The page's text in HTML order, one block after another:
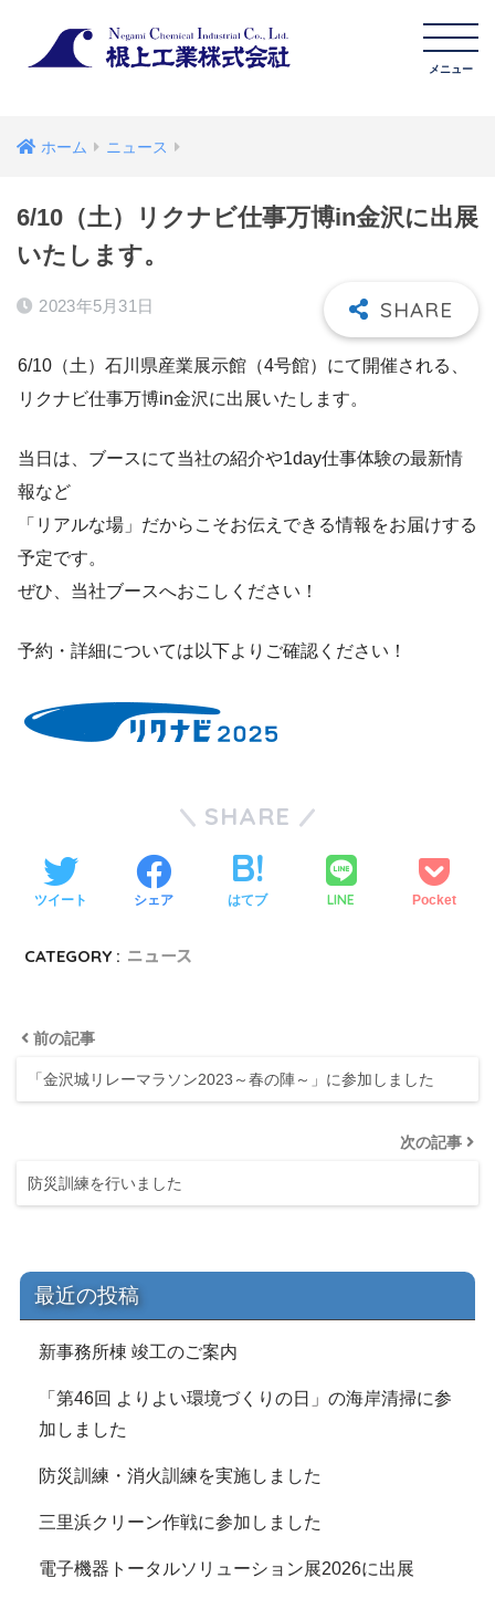
ホーム ニュース
6/10（土）リクナビ仕事万博in金沢に出展
いたします。
2023年5月31日
6/10（土）石川県産業展示館（4号館）にて開催される、
リクナビ仕事万博in金沢に出展いたします。
当日は、ブースにて当社の紹介や1day仕事体験の最新情
報など
「リアルな場」だからこそお伝えできる情報をお届けする
予定です。
ぜひ、当社ブースへおこしください！
予約・詳細については以下よりご確認ください！
SHARE
ツイート シェア はてブ LINE Pocket
CATEGORY : ニュース
前の記事
「金沢城リレーマラソン2023～春の陣～」に参加しました
次の記事
防災訓練を行いました
最近の投稿
新事務所棟 竣工のご案内
「第46回 よりよい環境づくりの日」の海岸清掃に参
加しました
防災訓練・消火訓練を実施しました
三里浜クリーン作戦に参加しました
電子機器トータルソリューション展2026に出展